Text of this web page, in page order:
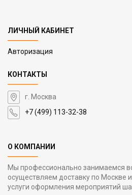
ЛИЧНЫЙ КАБИНЕТ
Авторизация
КОНТАКТЫ
г. Москва
+7 (499) 113-32-38
О КОМПАНИИ
Мы профессионально занимаемся
осуществляем доставку по Москве
услуги оформления мероприятий